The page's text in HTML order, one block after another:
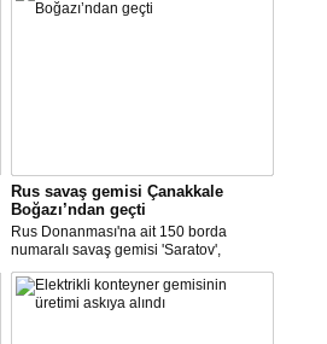
Rus savaş gemisi Çanakkale
Boğazı’ndan geçti
Rus Donanması'na ait 150 borda
numaralı savaş gemisi 'Saratov',
Çanakkale Boğazından geçti.